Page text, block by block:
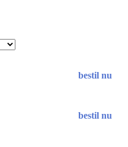
bestil nu
bestil nu